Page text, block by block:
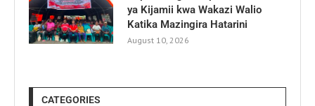
ya Kijamii kwa Wakazi Walio
Katika Mazingira Hatarini
August 10, 2026
CATEGORIES